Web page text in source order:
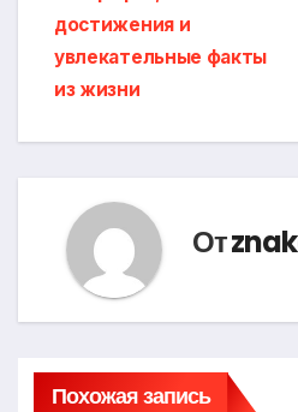
достижения и
увлекательные факты
из жизни
От
Похожая запись